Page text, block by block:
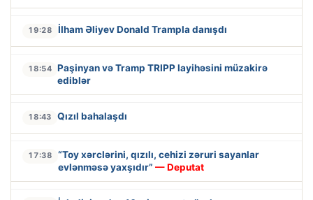
19:28 İlham Əliyev Donald Trampla danışdı
18:54 Paşinyan və Tramp TRIPP layihəsini müzakirə
ediblər
18:43 Qızıl bahalaşdı
17:38
“Toy xərclərini, qızılı, cehizi zəruri sayanlar
evlənməsə yaxşıdır” — Deputat